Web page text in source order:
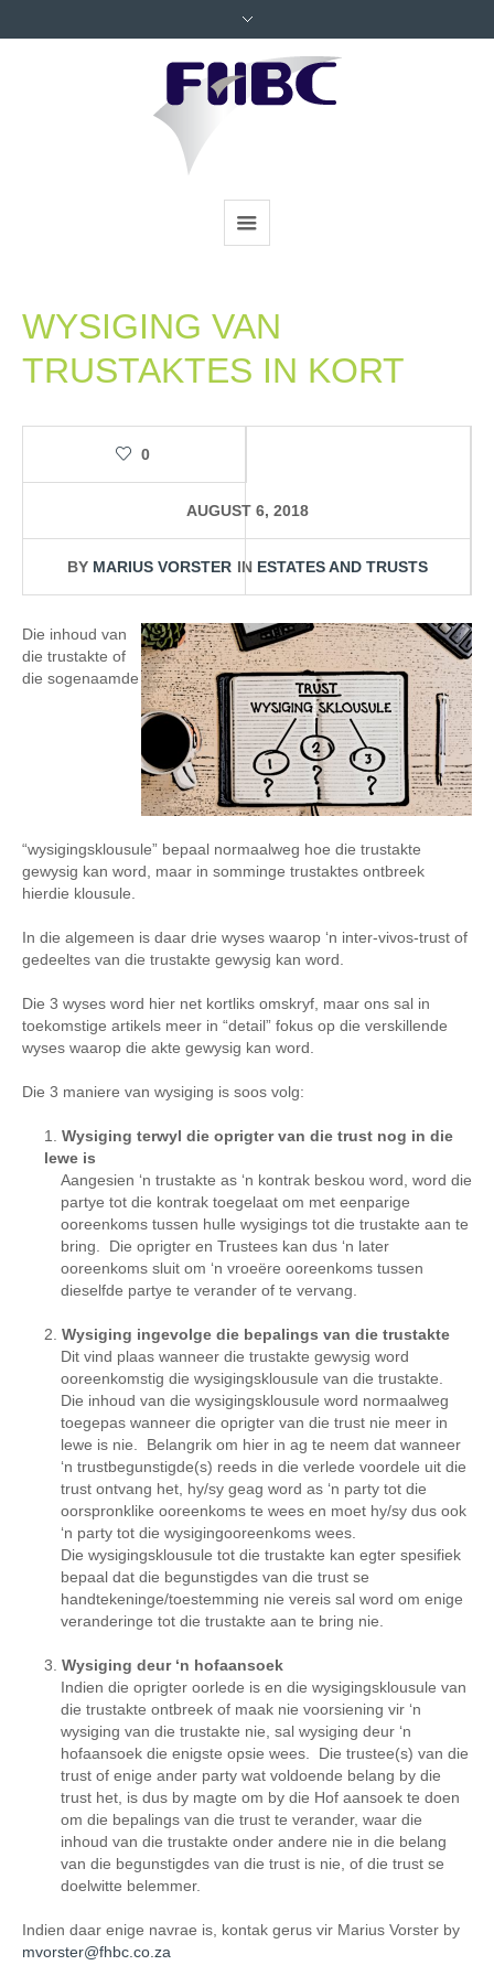
WYSIGING VAN
TRUSTAKTES IN KORT
0
AUGUST 6, 2018
BY MARIUS VORSTER IN ESTATES AND TRUSTS
Die inhoud van
die trustakte of
die sogenaamde
“wysigingsklousule” bepaal normaalweg hoe die trustakte
gewysig kan word, maar in somminge trustaktes ontbreek
hierdie klousule.
In die algemeen is daar drie wyses waarop ‘n inter-vivos-trust of
gedeeltes van die trustakte gewysig kan word.
Die 3 wyses word hier net kortliks omskryf, maar ons sal in
toekomstige artikels meer in “detail” fokus op die verskillende
wyses waarop die akte gewysig kan word.
Die 3 maniere van wysiging is soos volg:
Wysiging terwyl die oprigter van die trust nog in die
lewe is
Aangesien ‘n trustakte as ‘n kontrak beskou word, word die
partye tot die kontrak toegelaat om met eenparige
ooreenkoms tussen hulle wysigings tot die trustakte aan te
bring. Die oprigter en Trustees kan dus ‘n later
ooreenkoms sluit om ‘n vroeëre ooreenkoms tussen
dieselfde partye te verander of te vervang.
Wysiging ingevolge die bepalings van die trustakte
Dit vind plaas wanneer die trustakte gewysig word
ooreenkomstig die wysigingsklousule van die trustakte.
Die inhoud van die wysigingsklousule word normaalweg
toegepas wanneer die oprigter van die trust nie meer in
lewe is nie. Belangrik om hier in ag te neem dat wanneer
‘n trustbegunstigde(s) reeds in die verlede voordele uit die
trust ontvang het, hy/sy geag word as ‘n party tot die
oorspronklike ooreenkoms te wees en moet hy/sy dus ook
‘n party tot die wysigingooreenkoms wees.
Die wysigingsklousule tot die trustakte kan egter spesifiek
bepaal dat die begunstigdes van die trust se
handtekeninge/toestemming nie vereis sal word om enige
veranderinge tot die trustakte aan te bring nie.
Wysiging deur ‘n hofaansoek
Indien die oprigter oorlede is en die wysigingsklousule van
die trustakte ontbreek of maak nie voorsiening vir ‘n
wysiging van die trustakte nie, sal wysiging deur ‘n
hofaansoek die enigste opsie wees. Die trustee(s) van die
trust of enige ander party wat voldoende belang by die
trust het, is dus by magte om by die Hof aansoek te doen
om die bepalings van die trust te verander, waar die
inhoud van die trustakte onder andere nie in die belang
van die begunstigdes van die trust is nie, of die trust se
doelwitte belemmer.
Indien daar enige navrae is, kontak gerus vir Marius Vorster by
mvorster@fhbc.co.za